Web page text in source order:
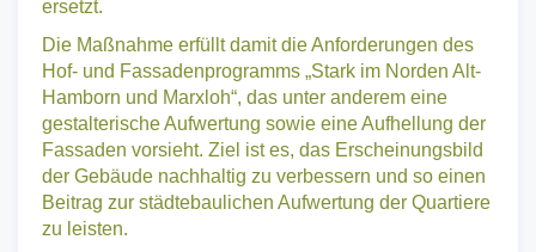
Die Maßnahme erfüllt damit die Anforderungen des
Hof- und Fassadenprogramms „Stark im Norden Alt-
Hamborn und Marxloh“, das unter anderem eine
gestalterische Aufwertung sowie eine Aufhellung der
Fassaden vorsieht. Ziel ist es, das Erscheinungsbild
der Gebäude nachhaltig zu verbessern und so einen
Beitrag zur städtebaulichen Aufwertung der Quartiere